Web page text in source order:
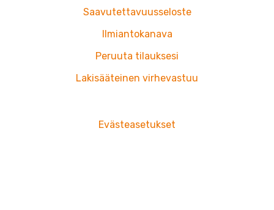
Saavutettavuusseloste
Ilmiantokanava
Peruuta tilauksesi
Lakisääteinen virhevastuu
Evästeasetukset